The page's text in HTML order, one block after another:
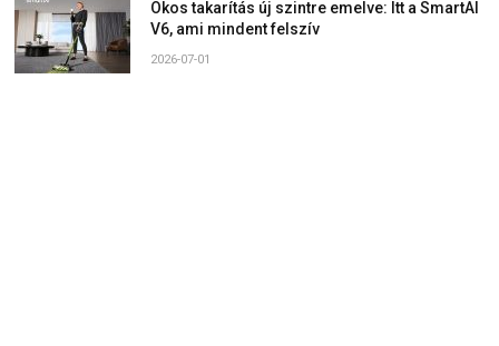
Okos takarítás új szintre emelve: Itt a SmartAI
V6, ami mindent felszív
2026-07-01